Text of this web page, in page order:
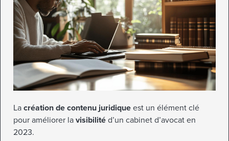
La création de contenu juridique est un élément clé
pour améliorer la visibilité d’un cabinet d’avocat en
2023.